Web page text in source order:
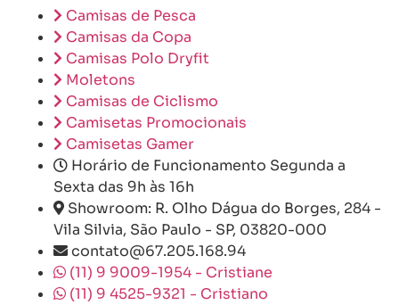
Camisas de Pesca
Camisas da Copa
Camisas Polo Dryfit
Moletons
Camisas de Ciclismo
Camisetas Promocionais
Camisetas Gamer
Horário de Funcionamento Segunda a
Sexta das 9h às 16h
Showroom: R. Olho Dágua do Borges, 284 -
Vila Silvia, São Paulo - SP, 03820-000
contato@67.205.168.94
(11) 9 9009-1954 - Cristiane
(11) 9 4525-9321 - Cristiano